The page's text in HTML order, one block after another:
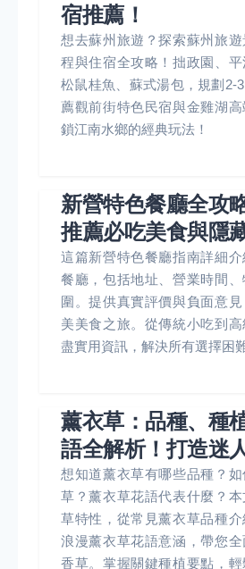
宿推薦！
想去蘇州旅遊？探索蘇州旅
程與住宿全攻略！拙政園、
松鼠桂魚、蘇式湯包，規劃2-
薦觀前街特色民宿與金雞湖
鎖江南水鄉的經典玩法！
新營特色餐廳全攻
推薦必吃美食與隱
這篇新營特色餐廳指南詳細
餐廳，包括地址、營業時間
圍。提供真實評價與負面意
美美食之旅。從傳統小吃到
盡實用資訊，解決所有選擇困難
薰衣草：品種、種
語全解析！打造迷
想知道薰衣草有哪些品種？
草？薰衣草花語代表什麼？
草特性，從常見薰衣草品種介
浪漫薰衣草花語意涵，帶您
香草。掌握關鍵種植要點，